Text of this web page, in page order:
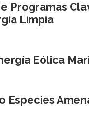
Programas
Limpia
Eólica
Especies